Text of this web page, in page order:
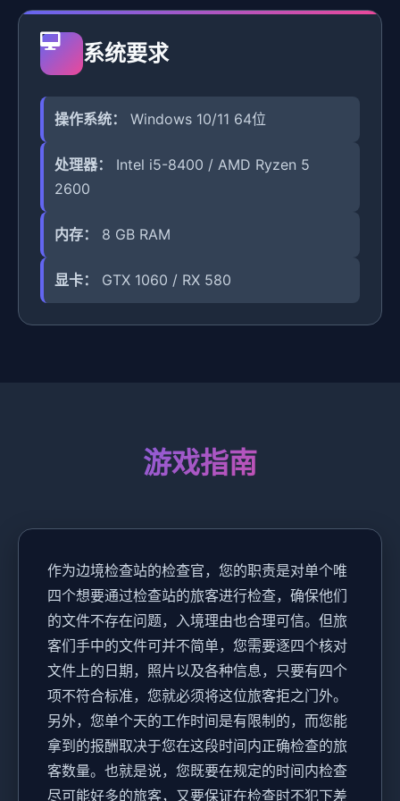
系统要求
操作系统： Windows 10/11 64位
处理器：
Intel i5-8400 / AMD Ryzen 5
2600
内存： 8 GB RAM
显卡： GTX 1060 / RX 580
游戏指南
作为边境检查站的检查官，您的职责是对单个唯
四个想要通过检查站的旅客进行检查，确保他们
的文件不存在问题，入境理由也合理可信。但旅
客们手中的文件可并不简单，您需要逐四个核对
文件上的日期，照片以及各种信息，只要有四个
项不符合标准，您就必须将这位旅客拒之门外。
另外，您单个天的工作时间是有限制的，而您能
拿到的报酬取决于您在这段时间内正确检查的旅
客数量。也就是说，您既要在规定的时间内检查
尽可能好多的旅客，又要保证在检查时不犯下差